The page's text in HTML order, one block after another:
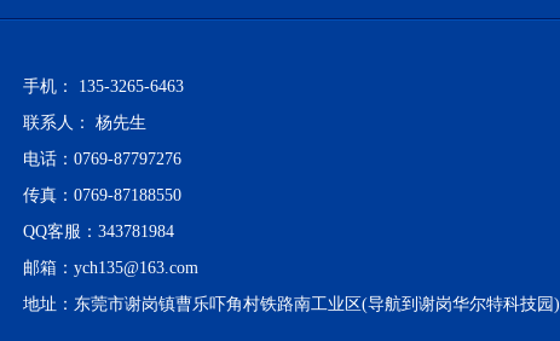
手机： 135-3265-6463
联系人： 杨先生
电话：0769-87797276
传真：0769-87188550
QQ客服：343781984
邮箱： ych135@163.com
地址：东莞市谢岗镇曹乐吓角村铁路南工业区(导航到谢岗华尔特科技园)